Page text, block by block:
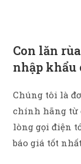
Con lăn
nhập
Chúng tôi là
chính hãng từ
lòng gọi điện
báo giá tốt